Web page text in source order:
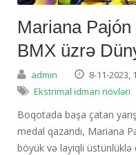
Mariana
BMX üzrə
admin
8-11-2023,
Ekstrimal idman növləri
Boqotada başa çatan
medal qazandı, Mariana
böyük və layiqli üstünlüklə